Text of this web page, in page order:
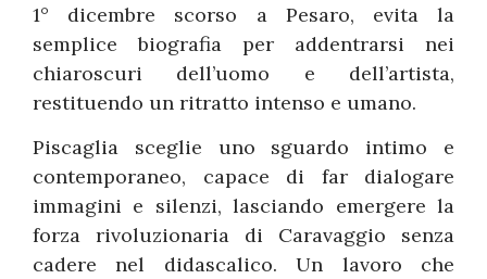
1° dicembre scorso a Pesaro, evita la
semplice biografia per addentrarsi nei
chiaroscuri dell’uomo e dell’artista,
restituendo un ritratto intenso e umano.
Piscaglia sceglie uno sguardo intimo e
contemporaneo, capace di far dialogare
immagini e silenzi, lasciando emergere la
forza rivoluzionaria di Caravaggio senza
cadere nel didascalico. Un lavoro che